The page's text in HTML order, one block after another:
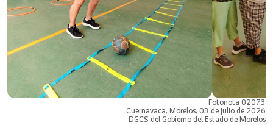
Fotonota 02073
Cuernavaca, Morelos; 03 de julio de 2026
DGCS del Gobierno del Estado de Morelos